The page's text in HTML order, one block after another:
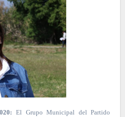
El Grupo Municipal del Partido